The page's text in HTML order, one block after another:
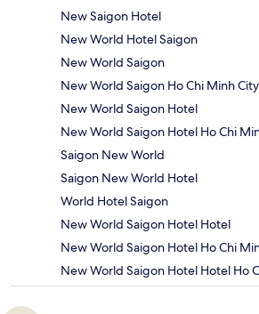
New Saigon Hotel
New World Hotel Saigon
New World Saigon
New World Saigon Ho Chi Minh City
New World Saigon Hotel
New World Saigon Hotel Ho Chi
Saigon New World
Saigon New World Hotel
World Hotel Saigon
New World Saigon Hotel Hotel
New World Saigon Hotel Ho Chi
New World Saigon Hotel Hotel Ho